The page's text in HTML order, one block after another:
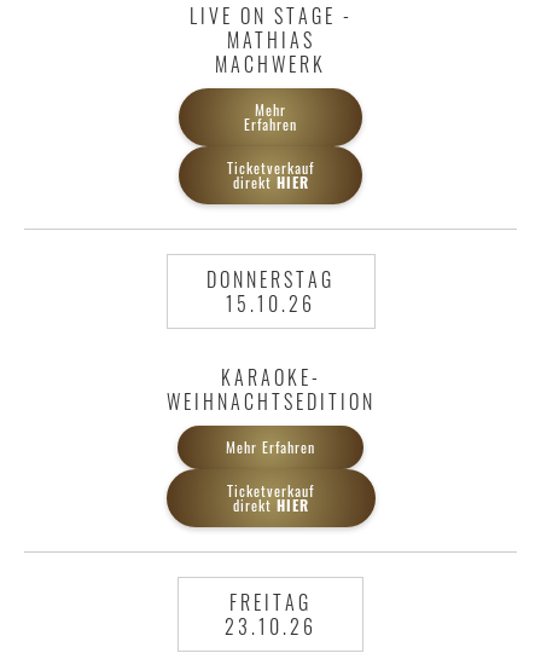
LIVE ON STAGE -
MATHIAS
MACHWERK
Mehr
Erfahren
Ticketverkauf
direkt HIER
DONNERSTAG
15.10.26
KARAOKE-
WEIHNACHTSEDITION
Mehr Erfahren
Ticketverkauf
direkt HIER
FREITAG
23.10.26